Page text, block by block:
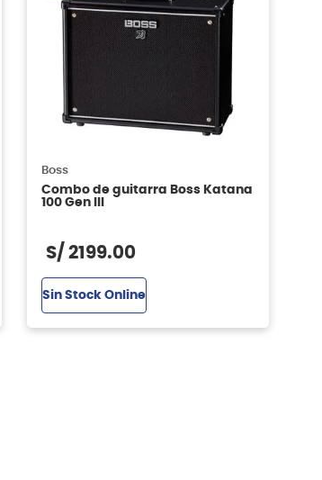
Boss
Combo de guitarra Boss Katana
100 Gen III
S/ 2199.00
Sin Stock Online